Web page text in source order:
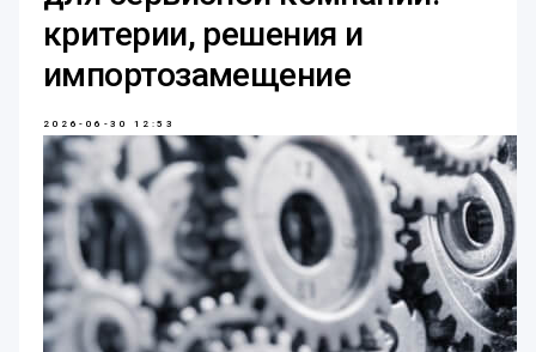
критерии, решения и
импортозамещение
2026-06-30 12:53